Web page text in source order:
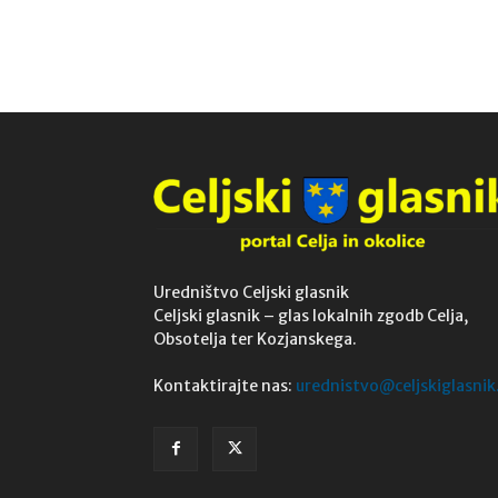
Uredništvo Celjski glasnik
Celjski glasnik – glas lokalnih zgodb Celja,
Obsotelja ter Kozjanskega.
Kontaktirajte nas: